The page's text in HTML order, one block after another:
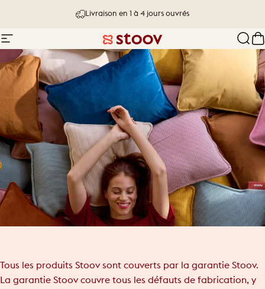
Livraison en 1 à 4 jours ouvrés
Navigation Stoov® | Cordless Heated Cushions
Tous les produits Stoov sont couverts par la garantie Stoov.
La garantie Stoov couvre tous les défauts de fabrication, y